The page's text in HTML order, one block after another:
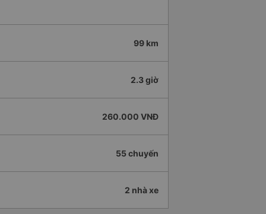
99 km
2.3 giờ
260.000 VNĐ
55 chuyến
2 nhà xe